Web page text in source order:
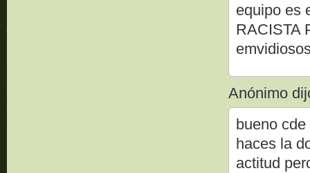
equipo es
RACISTA
Anónimo
bueno
haces la
actitud